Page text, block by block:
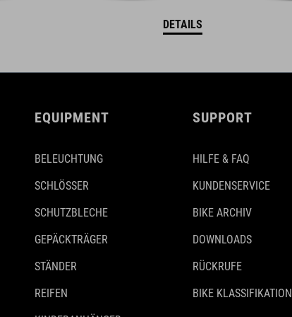
DETAILS
EQUIPMENT
BELEUCHTUNG
SCHLÖSSER
SCHUTZBLECHE
GEPÄCKTRÄGER
STÄNDER
REIFEN
SUPPORT
HILFE & FAQ
KUNDENSERVICE
BIKE ARCHIV
DOWNLOADS
RÜCKRUFE
BIKE KLASSIFIKATION